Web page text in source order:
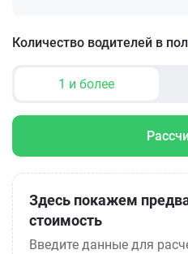
Количество водителей в
1 и более
Здесь покажем
стоимость
Введите данные для